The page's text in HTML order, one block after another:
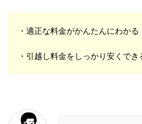
・適正な料金がかんたんにわかる
・引越し料金をしっかり安くでき